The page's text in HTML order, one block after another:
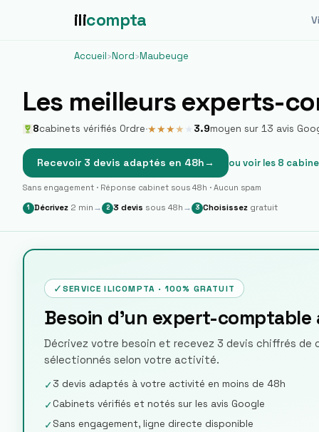
ilicompta
Accueil›Nord›Maubeuge
Les meilleurs experts-
8cabinets vérifiés Ordre·★★★★ 3.9moyen sur 13 avis
Recevoir 3 devis adaptés en 48h→ ou voir les 8
Sans engagement · Réponse cabinet sous 48h · Aucun spam
1 Décrivez 2 min → 2 3 devis sous 48h → 3 Choisissez gratuit
✓ SERVICE ILICOMPTA · 100% GRATUIT
Besoin d'un expert-comptable
Décrivez votre besoin et recevez 3 devis chiffrés de
sélectionnés selon votre activité.
✓3 devis adaptés à votre activité en moins de 48h
✓Cabinets vérifiés et notés sur les avis Google
✓Sans engagement, ligne directe disponible